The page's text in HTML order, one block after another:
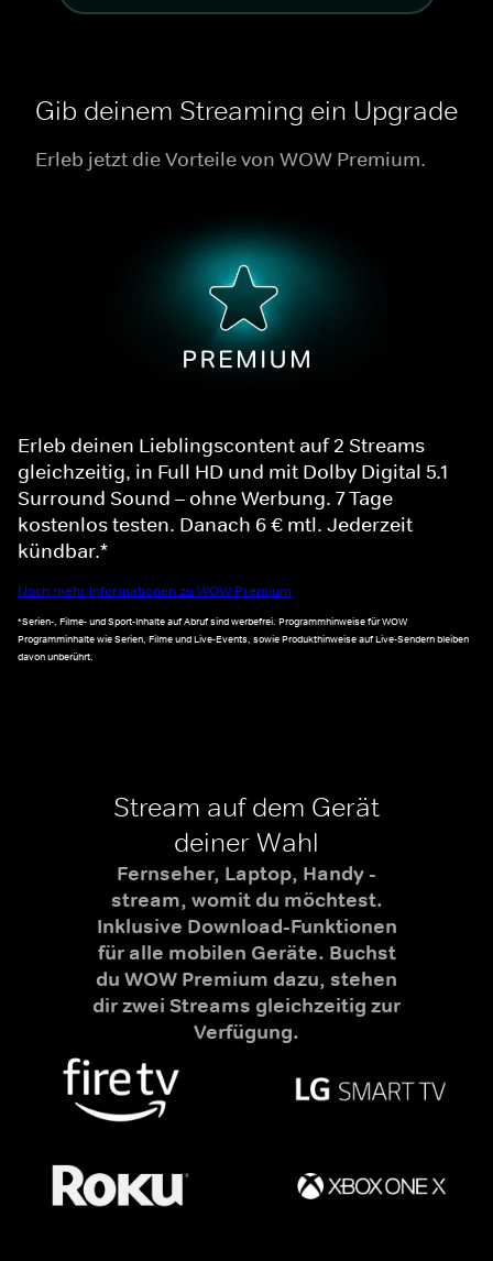
Gib deinem Streaming ein Upgrade
Erleb jetzt die Vorteile von WOW Premium.
Erleb deinen Lieblingscontent auf 2 Streams
gleichzeitig, in Full HD und mit Dolby Digital 5.1
Surround Sound – ohne Werbung. 7 Tage
kostenlos testen. Danach 6 € mtl. Jederzeit
kündbar.*
Noch mehr Informationen zu WOW Premium
*Serien-, Filme- und Sport-Inhalte auf Abruf sind werbefrei. Programmhinweise für WOW
Programminhalte wie Serien, Filme und Live-Events, sowie Produkthinweise auf Live-Sendern bleiben
davon unberührt.
Stream auf dem Gerät
deiner Wahl
Fernseher, Laptop, Handy -
stream, womit du möchtest.
Inklusive Download-Funktionen
für alle mobilen Geräte. Buchst
du WOW Premium dazu, stehen
dir zwei Streams gleichzeitig zur
Verfügung.